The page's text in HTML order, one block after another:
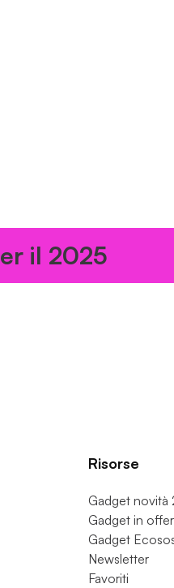
il 2025
Risorse
Gadget novità
Gadget in
Gadget
Newsletter
Favoriti